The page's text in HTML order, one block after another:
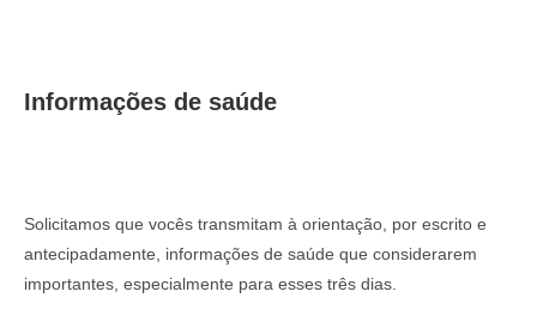
Informações de saúde
Solicitamos que vocês transmitam à orientação, por escrito e
antecipadamente, informações de saúde que considerarem
importantes, especialmente para esses três dias.